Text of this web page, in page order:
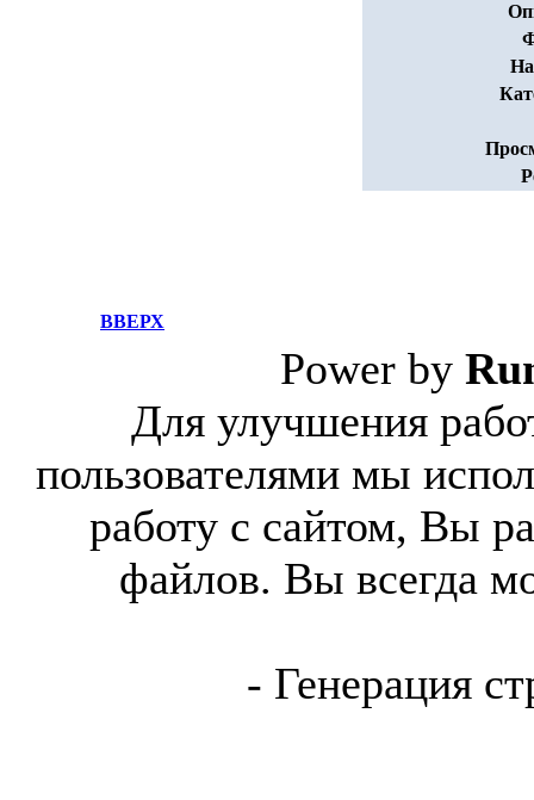
ВВЕРХ
Power by
Для улучшения
пользователями мы
работу с сайтом, Вы
файлов. Вы всегда
- Генерация